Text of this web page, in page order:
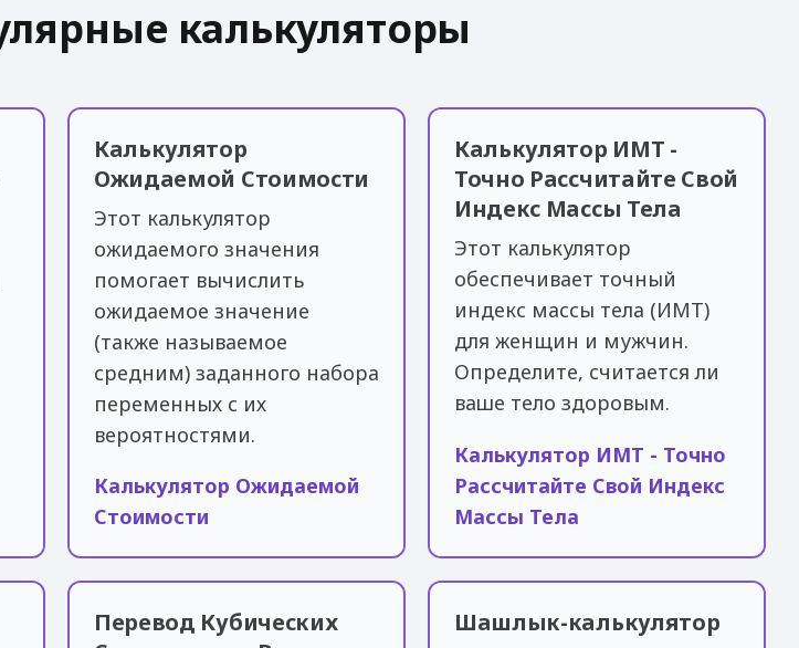
калькуляторы
Калькулятор
Ожидаемой Стоимости
Этот калькулятор
ожидаемого значения
помогает вычислить
ожидаемое значение
(также называемое
средним) заданного набора
переменных с их
вероятностями.
Калькулятор Ожидаемой
Стоимости
Калькулятор ИМТ -
Точно Рассчитайте Свой
Индекс Массы Тела
Этот калькулятор
обеспечивает точный
индекс массы тела (ИМТ)
для женщин и мужчин.
Определите, считается ли
ваше тело здоровым.
Калькулятор ИМТ - Точно
Рассчитайте Свой Индекс
Массы Тела
Перевод Кубических
Шашлык-калькулятор